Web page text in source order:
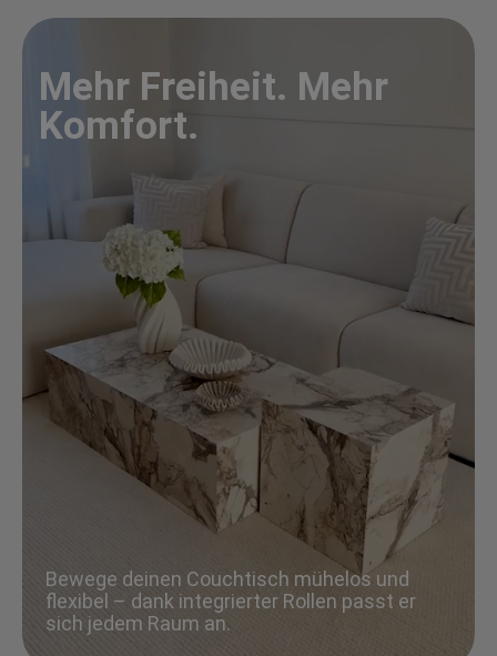
Mehr Freiheit. Mehr
Komfort.
Bewege deinen Couchtisch mühelos und
flexibel – dank integrierter Rollen passt er
sich jedem Raum an.